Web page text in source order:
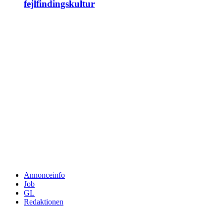
fejlfindingskultur
Annonceinfo
Job
GL
Redaktionen